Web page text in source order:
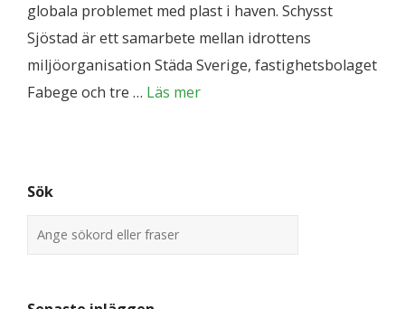
globala problemet med plast i haven. Schysst
Sjöstad är ett samarbete mellan idrottens
miljöorganisation Städa Sverige, fastighetsbolaget
Fabege och tre … Läs mer
Sök